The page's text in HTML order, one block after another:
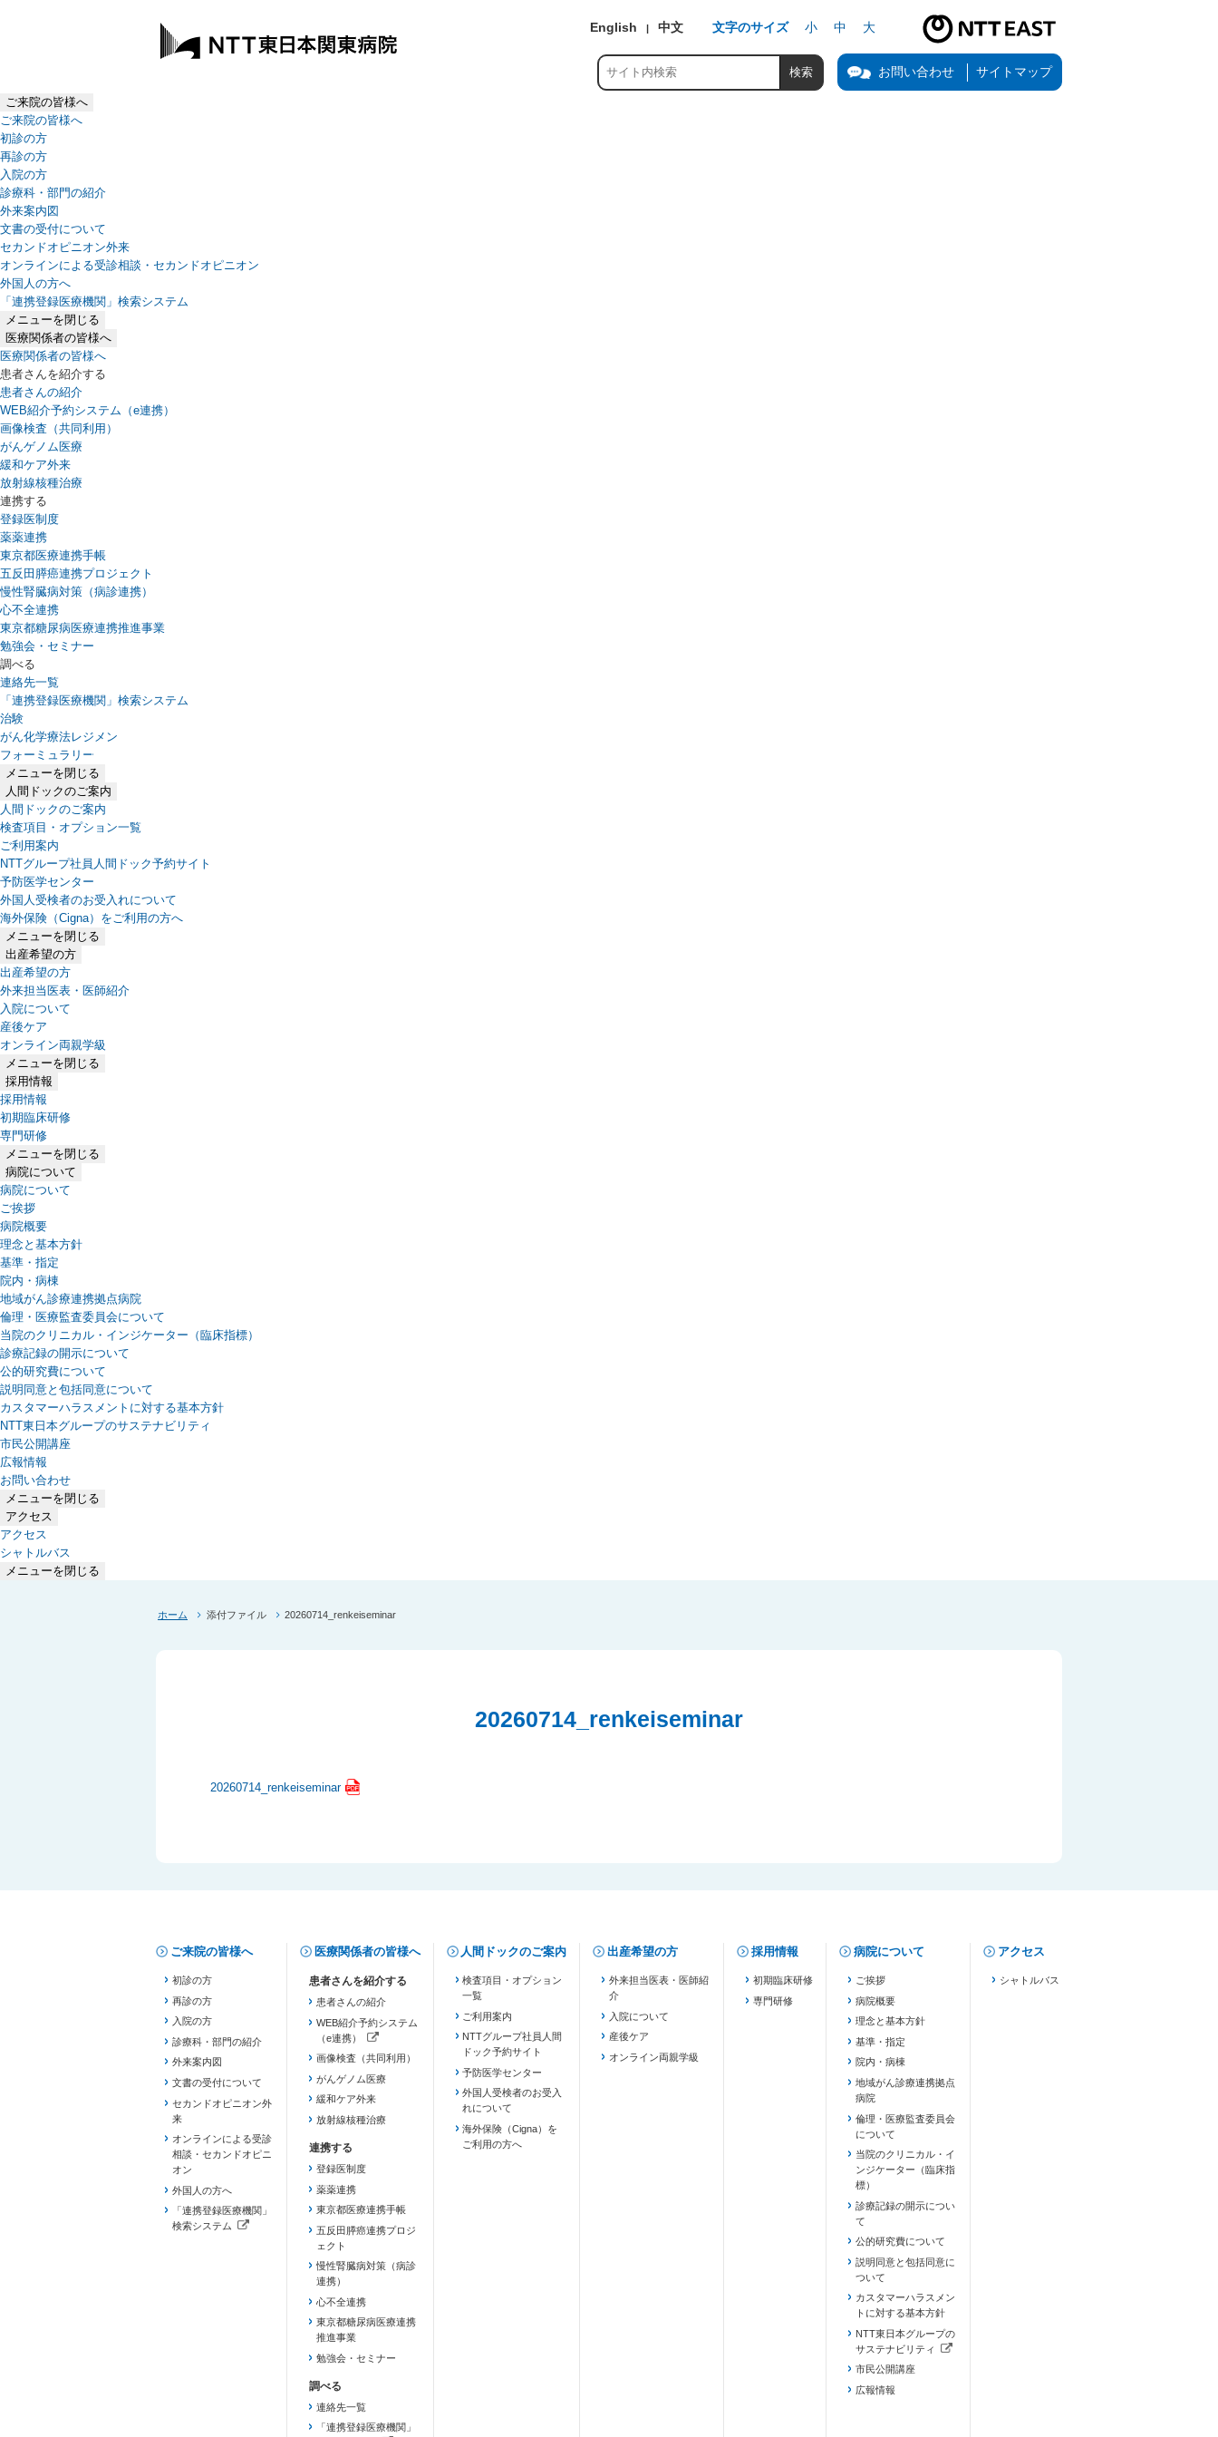
English 中文 文字のサイズ 小 中 大
NTT東日本公式サイト（新しいタブで開きます）
お問い合わせ サイトマップ
ご来院の皆様へ
ご来院の皆様へ
初診の方
再診の方
入院の方
診療科・部門の紹介
外来案内図
文書の受付について
セカンドオピニオン外来
オンラインによる受診相談・セカンドオピニオン
外国人の方へ
「連携登録医療機関」検索システム
（新しいタブで開きます）
メニューを閉じる
医療関係者の皆様へ
医療関係者の皆様へ
患者さんを紹介する
患者さんの紹介
WEB紹介予約システム（e連携）
（新しいタブで開きます）
画像検査（共同利用）
がんゲノム医療
緩和ケア外来
放射線核種治療
連携する
登録医制度
薬薬連携
東京都医療連携手帳
五反田膵癌連携プロジェクト
慢性腎臓病対策（病診連携）
心不全連携
東京都糖尿病医療連携推進事業
勉強会・セミナー
調べる
連絡先一覧
「連携登録医療機関」検索システム
（新しいタブで開きます）
治験
がん化学療法レジメン
フォーミュラリー
（PDFファイル、新しいタブで開きます）
メニューを閉じる
人間ドックのご案内
人間ドックのご案内
検査項目・オプション一覧
ご利用案内
NTTグループ社員人間ドック予約サイト
予防医学センター
外国人受検者のお受入れについて
海外保険（Cigna）をご利用の方へ
メニューを閉じる
出産希望の方
出産希望の方
外来担当医表・医師紹介
入院について
産後ケア
オンライン両親学級
メニューを閉じる
採用情報
採用情報
初期臨床研修
専門研修
メニューを閉じる
病院について
病院について
ご挨拶
病院概要
理念と基本方針
基準・指定
院内・病棟
地域がん診療連携拠点病院
倫理・医療監査委員会について
当院のクリニカル・インジケーター（臨床指標）
診療記録の開示について
公的研究費について
説明同意と包括同意について
カスタマーハラスメントに対する基本方針
NTT東日本グループのサステナビリティ
（新しいタブで開きます）
市民公開講座
広報情報
お問い合わせ
メニューを閉じる
アクセス
アクセス
シャトルバス
メニューを閉じる
ホーム 添付ファイル 20260714_renkeiseminar
20260714_renkeiseminar
20260714_renkeiseminar
ご来院の皆様へ
初診の方
再診の方
入院の方
診療科・部門の紹介
外来案内図
文書の受付について
セカンドオピニオン外
来
オンラインによる受診
相談・セカンドオピニ
オン
外国人の方へ
「連携登録医療機関」
検索システム
医療関係者の皆様へ
患者さんの紹介
WEB紹介予約システム
（e連携）
（新しいタブで開きます）
画像検査（共同利用）
がんゲノム医療
緩和ケア外来
放射線核種治療
登録医制度
薬薬連携
東京都医療連携手帳
五反田膵癌連携プロジ
ェクト
慢性腎臓病対策（病診
連携）
心不全連携
東京都糖尿病医療連携
推進事業
勉強会・セミナー
連絡先一覧
「連携登録医療機関」
人間ドックのご案内
検査項目・オプション
一覧
ご利用案内
NTTグループ社員人間
ドック予約サイト
予防医学センター
外国人受検者のお受入
れについて
海外保険（Cigna）を
ご利用の方へ
出産希望の方
外来担当医表・医師紹
介
入院について
産後ケア
オンライン両親学級
採用情報
初期臨床研修
専門研修
病院について
ご挨拶
病院概要
理念と基本方針
基準・指定
院内・病棟
地域がん診療連携拠点
病院
倫理・医療監査委員会
について
当院のクリニカル・イ
ンジケーター（臨床指
標）
診療記録の開示につい
て
公的研究費について
説明同意と包括同意に
ついて
カスタマーハラスメン
トに対する基本方針
NTT東日本グループの
サステナビリティ
（新しいタブで開きます）
市民公開講座
広報情報
アクセス
シャトルバス